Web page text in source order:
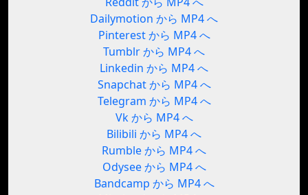
Dailymotion から MP4 へ
Pinterest から MP4 へ
Tumblr から MP4 へ
Linkedin から MP4 へ
Snapchat から MP4 へ
Telegram から MP4 へ
Vk から MP4 へ
Bilibili から MP4 へ
Rumble から MP4 へ
Odysee から MP4 へ
Bandcamp から MP4 へ